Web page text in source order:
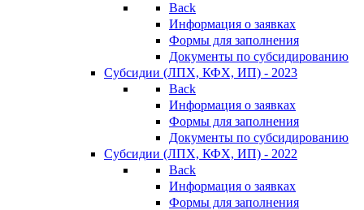
Back
Информация о заявках
Формы для заполнения
Документы по субсидированию
Субсидии (ЛПХ, КФХ, ИП) - 2023
Back
Информация о заявках
Формы для заполнения
Документы по субсидированию
Субсидии (ЛПХ, КФХ, ИП) - 2022
Back
Информация о заявках
Формы для заполнения